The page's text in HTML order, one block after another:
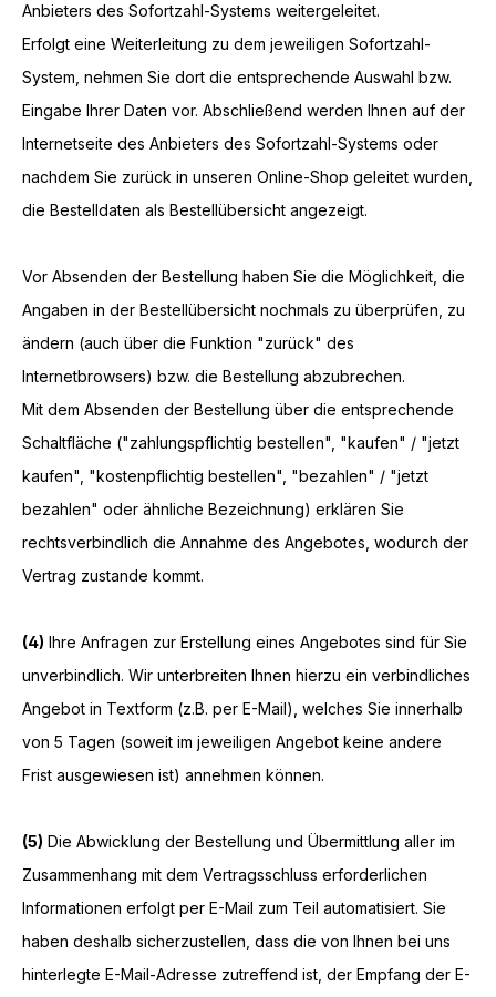
Anbieters des Sofortzahl-Systems weitergeleitet.
Erfolgt eine Weiterleitung zu dem jeweiligen Sofortzahl-
System, nehmen Sie dort die entsprechende Auswahl bzw.
Eingabe Ihrer Daten vor. Abschließend werden Ihnen auf der
Internetseite des Anbieters des Sofortzahl-Systems oder
nachdem Sie zurück in unseren Online-Shop geleitet wurden,
die Bestelldaten als Bestellübersicht angezeigt.
Vor Absenden der Bestellung haben Sie die Möglichkeit, die
Angaben in der Bestellübersicht nochmals zu überprüfen, zu
ändern (auch über die Funktion "zurück" des
Internetbrowsers) bzw. die Bestellung abzubrechen.
Mit dem Absenden der Bestellung über die entsprechende
Schaltfläche ("zahlungspflichtig bestellen", "kaufen" / "jetzt
kaufen", "kostenpflichtig bestellen", "bezahlen" / "jetzt
bezahlen" oder ähnliche Bezeichnung) erklären Sie
rechtsverbindlich die Annahme des Angebotes, wodurch der
Vertrag zustande kommt.
(4) Ihre Anfragen zur Erstellung eines Angebotes sind für Sie
unverbindlich. Wir unterbreiten Ihnen hierzu ein verbindliches
Angebot in Textform (z.B. per E-Mail), welches Sie innerhalb
von 5 Tagen (soweit im jeweiligen Angebot keine andere
Frist ausgewiesen ist) annehmen können.
(5) Die Abwicklung der Bestellung und Übermittlung aller im
Zusammenhang mit dem Vertragsschluss erforderlichen
Informationen erfolgt per E-Mail zum Teil automatisiert. Sie
haben deshalb sicherzustellen, dass die von Ihnen bei uns
hinterlegte E-Mail-Adresse zutreffend ist, der Empfang der E-